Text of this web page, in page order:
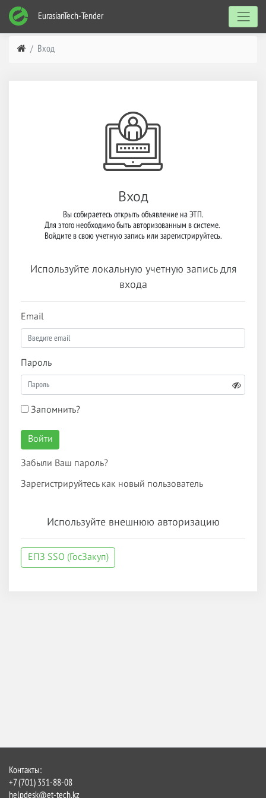
EurasianTech-Tender
Вход
Вход
Вы собираетесь открыть объявление на ЭТП.
Для этого необходимо быть авторизованным в системе.
Войдите в свою учетную запись или зарегистрируйтесь.
Используйте локальную учетную запись для
входа
Email
Пароль
Запомнить?
Войти
Забыли Ваш пароль?
Зарегистрируйтесь как новый пользователь
Используйте внешнюю авторизацию
ЕПЗ SSO (ГосЗакуп)
Контакты:
+7 (701) 351-88-08
helpdesk@et-tech.kz